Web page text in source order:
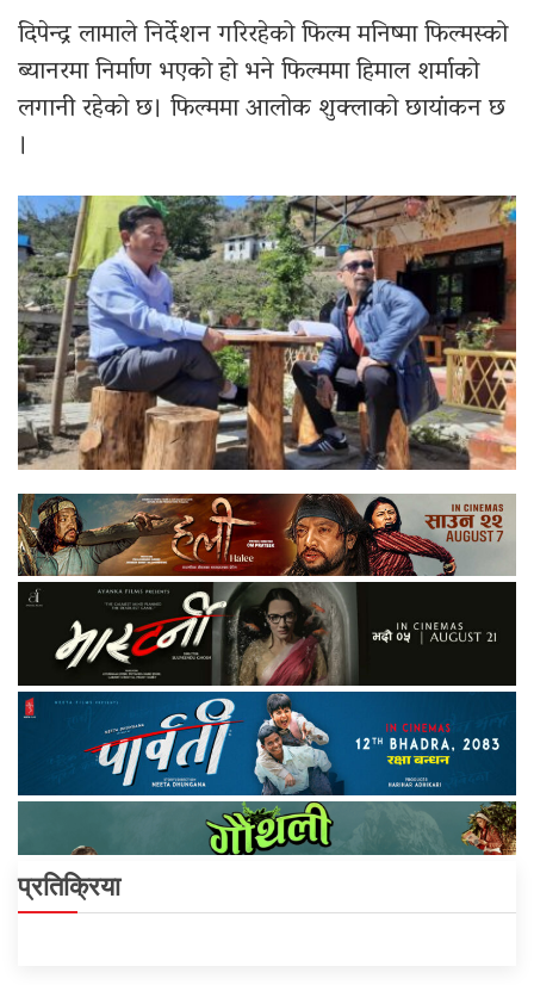
दिपेन्द्र लामाले निर्देशन गरिरहेको फिल्म मनिष्मा फिल्मस्को
ब्यानरमा निर्माण भएको हो भने फिल्ममा हिमाल शर्माको
लगानी रहेको छ। फिल्ममा आलोक शुक्लाको छायांकन छ
।
प्रतिक्रिया